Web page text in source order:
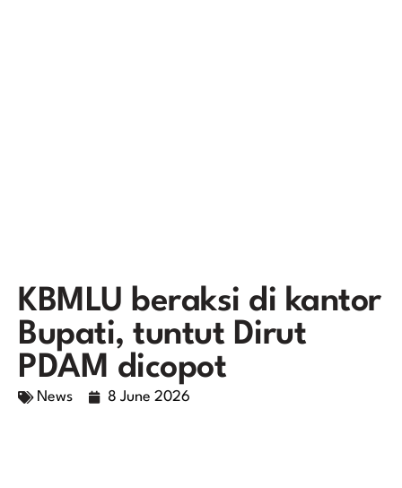
KBMLU beraksi di kantor
Bupati, tuntut Dirut
PDAM dicopot
News 8 June 2026